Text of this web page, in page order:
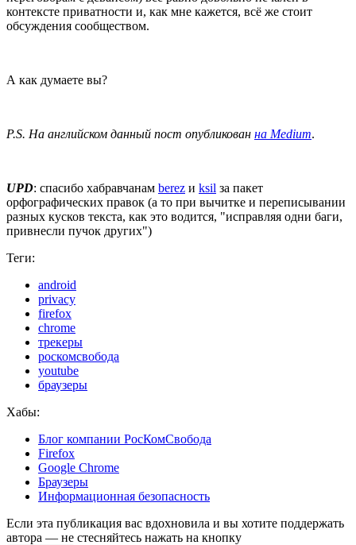
контексте приватности и, как мне кажется, всё же стоит
обсуждения сообществом.
А как думаете вы?
P.S. На английском данный пост опубликован на Medium.
UPD: спасибо хабравчанам berez и ksil за пакет
орфографических правок (а то при вычитке и переписывании
разных кусков текста, как это водится, "исправляя одни баги,
привнесли пучок других")
Теги:
android
privacy
firefox
chrome
трекеры
роскомсвобода
youtube
браузеры
Хабы:
Блог компании РосКомСвобода
Firefox
Google Chrome
Браузеры
Информационная безопасность
Если эта публикация вас вдохновила и вы хотите поддержать
автора — не стесняйтесь нажать на кнопку